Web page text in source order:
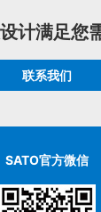
计满足您
联系我们
SATO官方微信